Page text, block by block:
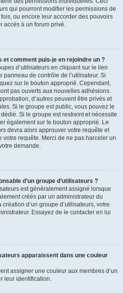
qui pourront modifier les permissions de
ou encore leur accorder des pouvoirs
accès à un forum privé.
et comment puis-je en rejoindre un ?
d’utilisateurs en cliquant sur le lien
panneau de contrôle de l’utilisateur. Si
sur le bouton approprié. Cependant,
pas ouverts aux nouvelles adhésions.
d’autres peuvent être privés et
Si le groupe est public, vous pouvez le
Si le groupe est restreint et nécessite
également sur le bouton approprié. Le
devra alors approuver votre requête et
requête. Merci de ne pas harceler un
demande.
d’un groupe d’utilisateurs ?
est généralement assigné lorsque
créés par un administrateur du
d’un groupe d’utilisateurs, votre
Essayez de le contacter en lui
apparaissent dans une couleur
assigner une couleur aux membres d’un
leur identification.